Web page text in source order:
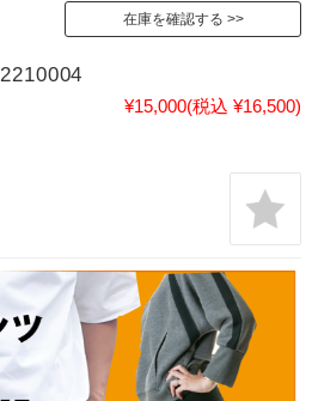
在庫を確認する
¥15,000(税込 ¥16,500)